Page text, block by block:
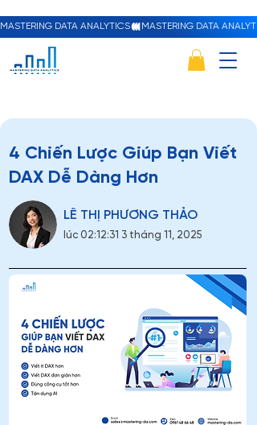
MASTERING DATA ANALYTICS
4 Chiến Lược Giúp Bạn Viết
DAX Dễ Dàng Hơn
LÊ THỊ PHƯƠNG THẢO
lúc 02:12:31 3 tháng 11, 2025